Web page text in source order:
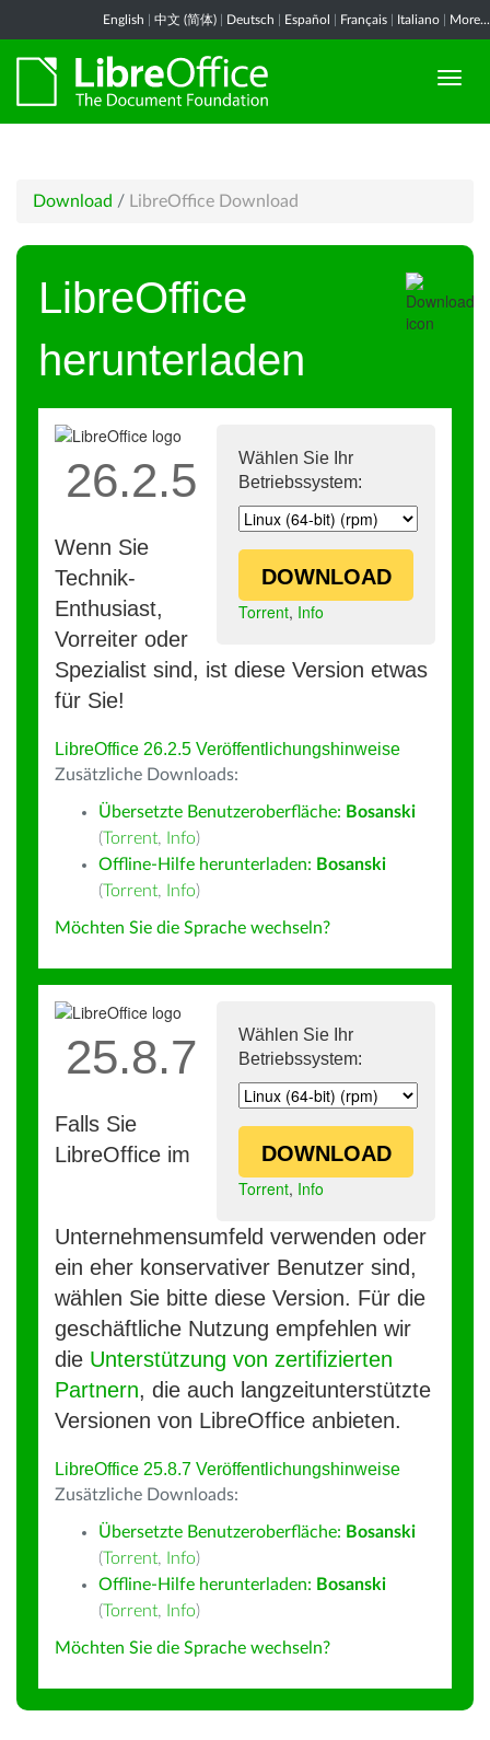
English 中文 (简体) Deutsch Español Français Italiano More...
Download / LibreOffice Download
LibreOffice
herunterladen
Wählen Sie Ihr
Betriebssystem:
DOWNLOAD
Torrent, Info
26.2.5
Wenn Sie
Technik-
Enthusiast,
Vorreiter oder
Spezialist sind, ist diese Version etwas
für Sie!
LibreOffice 26.2.5 Veröffentlichungshinweise
Zusätzliche Downloads:
Übersetzte Benutzeroberfläche: Bosanski
(Torrent, Info)
Offline-Hilfe herunterladen: Bosanski
(Torrent, Info)
Möchten Sie die Sprache wechseln?
Wählen Sie Ihr
Betriebssystem:
DOWNLOAD
Torrent, Info
25.8.7
Falls Sie
LibreOffice im
Unternehmensumfeld verwenden oder
ein eher konservativer Benutzer sind,
wählen Sie bitte diese Version. Für die
geschäftliche Nutzung empfehlen wir
die Unterstützung von zertifizierten
Partnern, die auch langzeitunterstützte
Versionen von LibreOffice anbieten.
LibreOffice 25.8.7 Veröffentlichungshinweise
Zusätzliche Downloads:
Übersetzte Benutzeroberfläche: Bosanski
(Torrent, Info)
Offline-Hilfe herunterladen: Bosanski
(Torrent, Info)
Möchten Sie die Sprache wechseln?